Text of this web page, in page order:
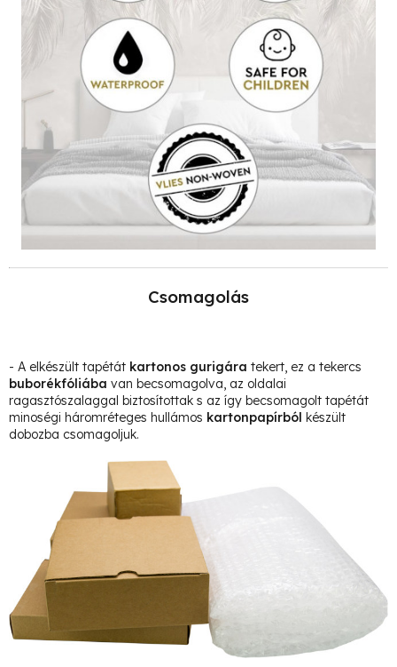
Csomagolás
- A elkészült tapétát kartonos gurigára tekert, ez a tekercs
buborékfóliába van becsomagolva, az oldalai
ragasztószalaggal biztosítottak s az így becsomagolt tapétát
minoségi háromréteges hullámos kartonpapírból készült
dobozba csomagoljuk.